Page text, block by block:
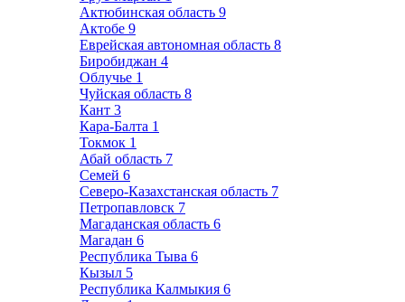
Актюбинская область 9
Актобе 9
Еврейская автономная область 8
Биробиджан 4
Облучье 1
Чуйская область 8
Кант 3
Кара-Балта 1
Токмок 1
Абай область 7
Семей 6
Северо-Казахстанская область 7
Петропавловск 7
Магаданская область 6
Магадан 6
Республика Тыва 6
Кызыл 5
Республика Калмыкия 6